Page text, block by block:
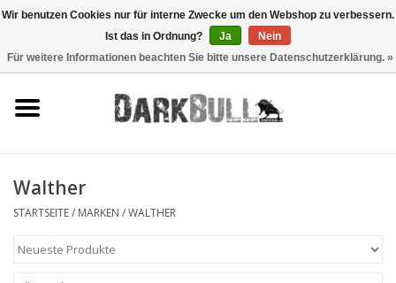
Schiesstraining
taktische Ausrüstung
Optiken & Laser
Walther
STARTSEITE/ MARKEN /WALTHER
Wir benutzen Cookies nur für interne Zwecke um den Webshop zu verbessern.
Ist das in Ordnung?
Ja
Nein
Für weitere Informationen beachten Sie bitte unsere Datenschutzerklärung. »